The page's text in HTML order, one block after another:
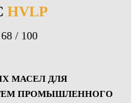
HVLP
/ 100
МАСЕЛ ДЛЯ
ПРОМЫШЛЕННОГО